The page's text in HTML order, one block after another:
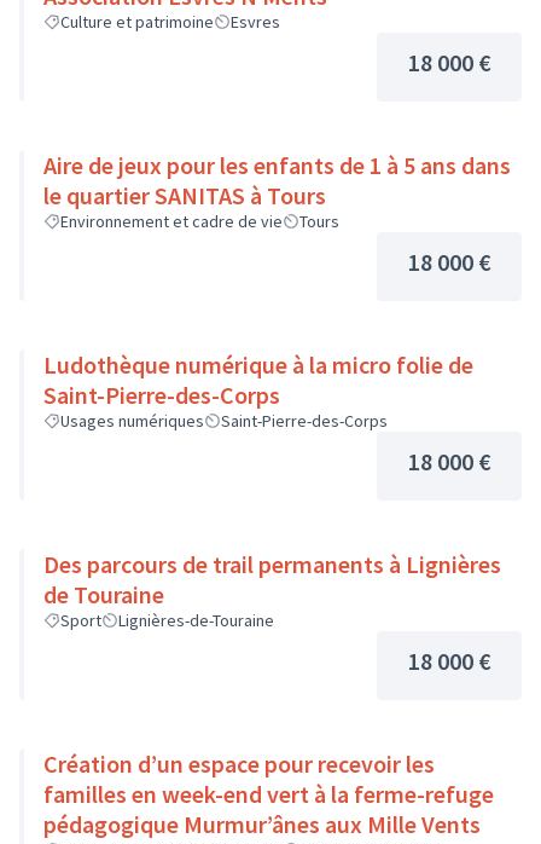
Culture et patrimoine Esvres
18 000 €
Aire de jeux pour les enfants de 1 à 5 ans dans
le quartier SANITAS à Tours
Environnement et cadre de vie Tours
18 000 €
Ludothèque numérique à la micro folie de
Saint-Pierre-des-Corps
Usages numériques Saint-Pierre-des-Corps
18 000 €
Des parcours de trail permanents à Lignières
de Touraine
Sport Lignières-de-Touraine
18 000 €
Création d’un espace pour recevoir les
familles en week-end vert à la ferme-refuge
pédagogique Murmur’ânes aux Mille Vents